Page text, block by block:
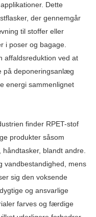
Dette
der gennemgår
til stoffer eller
i poser og bagage.
affaldsreduktion ved at
på deponeringsanlæg
energi sammenlignet
finder RPET-stof
produkter såsom
blandt andre.
vandbestandighed, mens
sig den voksende
og ansvarlige
farves og færdige